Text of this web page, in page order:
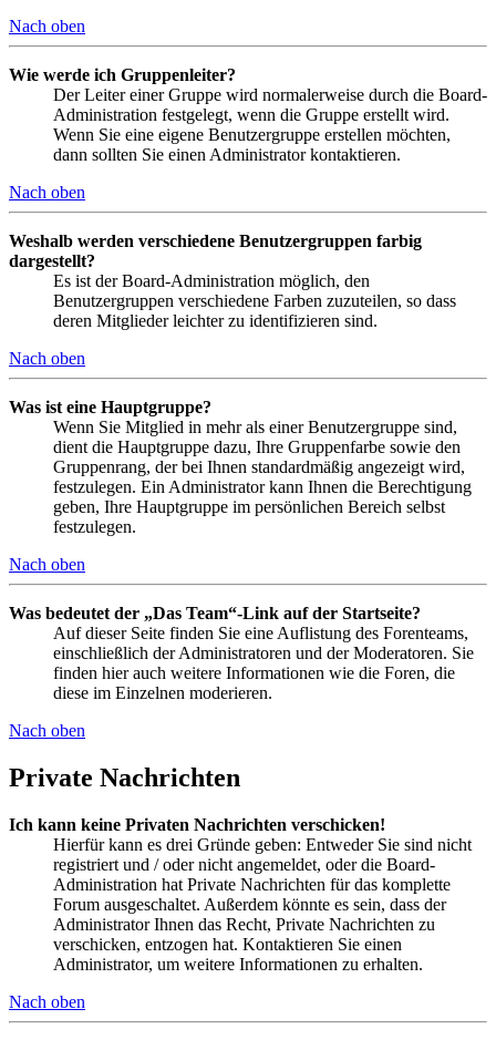
Nach oben
Wie werde ich Gruppenleiter?
Der Leiter einer Gruppe wird normalerweise durch die Board-
Administration festgelegt, wenn die Gruppe erstellt wird.
Wenn Sie eine eigene Benutzergruppe erstellen möchten,
dann sollten Sie einen Administrator kontaktieren.
Nach oben
Weshalb werden verschiedene Benutzergruppen farbig
dargestellt?
Es ist der Board-Administration möglich, den
Benutzergruppen verschiedene Farben zuzuteilen, so dass
deren Mitglieder leichter zu identifizieren sind.
Nach oben
Was ist eine Hauptgruppe?
Wenn Sie Mitglied in mehr als einer Benutzergruppe sind,
dient die Hauptgruppe dazu, Ihre Gruppenfarbe sowie den
Gruppenrang, der bei Ihnen standardmäßig angezeigt wird,
festzulegen. Ein Administrator kann Ihnen die Berechtigung
geben, Ihre Hauptgruppe im persönlichen Bereich selbst
festzulegen.
Nach oben
Was bedeutet der „Das Team“-Link auf der Startseite?
Auf dieser Seite finden Sie eine Auflistung des Forenteams,
einschließlich der Administratoren und der Moderatoren. Sie
finden hier auch weitere Informationen wie die Foren, die
diese im Einzelnen moderieren.
Nach oben
Private Nachrichten
Ich kann keine Privaten Nachrichten verschicken!
Hierfür kann es drei Gründe geben: Entweder Sie sind nicht
registriert und / oder nicht angemeldet, oder die Board-
Administration hat Private Nachrichten für das komplette
Forum ausgeschaltet. Außerdem könnte es sein, dass der
Administrator Ihnen das Recht, Private Nachrichten zu
verschicken, entzogen hat. Kontaktieren Sie einen
Administrator, um weitere Informationen zu erhalten.
Nach oben